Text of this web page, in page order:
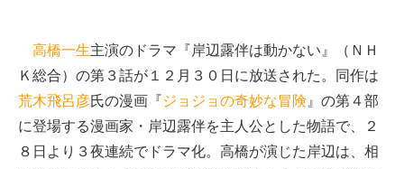
高橋一生主演のドラマ『岸辺露伴は動かない』（ＮＨ
Ｋ総合）の第３話が１２月３０日に放送された。同作は
荒木飛呂彦氏の漫画『ジョジョの奇妙な冒険 』の第４部
に登場する漫画家・岸辺露伴を主人公とした物語で、２
８日より３夜連続でドラマ化。高橋が演じた岸辺は、相